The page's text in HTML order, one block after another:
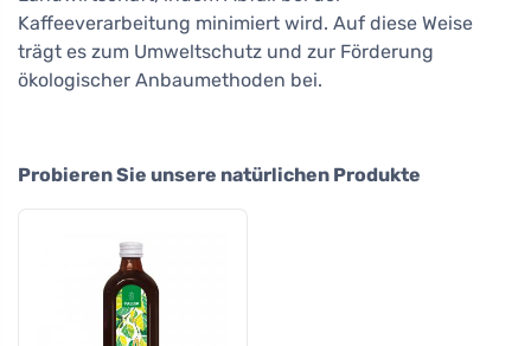
Kaffeeverarbeitung minimiert wird. Auf diese Weise
trägt es zum Umweltschutz und zur Förderung
ökologischer Anbaumethoden bei.
Probieren Sie unsere natürlichen Produkte